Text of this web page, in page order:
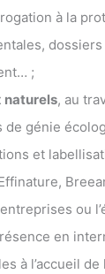
à la
;
naturels, au
de génie
et
ou
en
à l’accueil